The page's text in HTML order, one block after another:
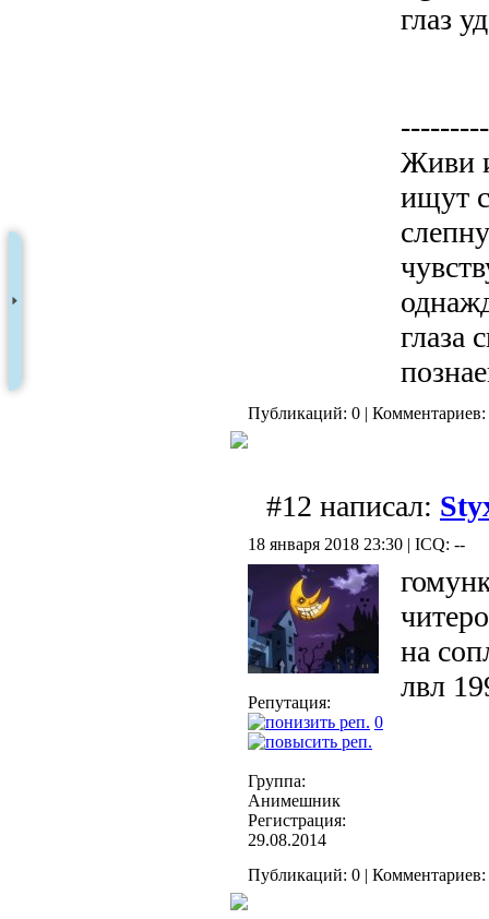
глаз
Живи
ищут
глаза
Публикаций: 0 | Комментариев:
#12 написал:
18 января 2018 23:30 | ICQ: --
Репутация:
0
Группа:
Анимешник
Регистрация:
29.08.2014
на
лвл
Публикаций: 0 | Комментариев: